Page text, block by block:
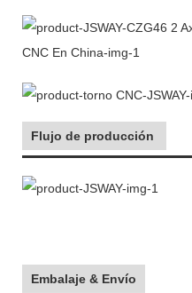
Flujo de producción
Embalaje & Envío